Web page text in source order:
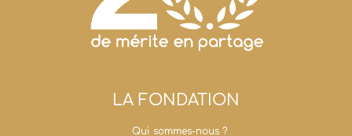
LA FONDATION
Qui sommes-nous ?